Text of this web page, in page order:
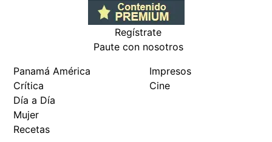
Regístrate
Paute con nosotros
Panamá América
Crítica
Día a Día
Mujer
Recetas
Impresos
Cine